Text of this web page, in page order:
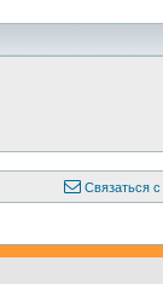
Связаться с